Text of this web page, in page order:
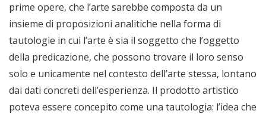
prime opere, che l’arte sarebbe composta da un
insieme di proposizioni analitiche nella forma di
tautologie in cui l’arte è sia il soggetto che l’oggetto
della predicazione, che possono trovare il loro senso
solo e unicamente nel contesto dell’arte stessa, lontano
dai dati concreti dell’esperienza. Il prodotto artistico
poteva essere concepito come una tautologia: l’idea che